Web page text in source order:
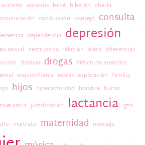
autismo autobus bebé biberón charla
conducción consejo consulta
dependencia depresión
sexual destructivo. relación dieta diferencias
dislexia drogas déficit de atención
esquizofrenia estrés explicación familia
hijos hiperactividad hombre hurto
justificación lactancia lgtb
maltrato maternidad mensaje